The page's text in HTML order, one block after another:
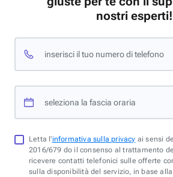
nostri esperti!
inserisci il tuo numero di telefono
seleziona la fascia oraria
Letta l'informativa sulla privacy ai sensi
2016/679 do il consenso al trattamento
ricevere contatti telefonici sulle offerte
sulla disponibilità del servizio, in base